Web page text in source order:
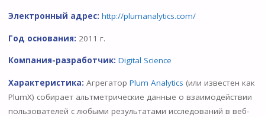
Электронный адрес: http://plumanalytics.com/
Год основания: 2011 г.
Компания-разработчик: Digital Science
Характеристика: Агрегатор Plum Analytics (или известен как
PlumX) собирает альтметрические данные о взаимодействии
пользователей с любыми результатами исследований в веб-